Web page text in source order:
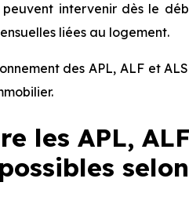
peuvent intervenir dès le
liées au logement.
des APL, ALF et
les APL,